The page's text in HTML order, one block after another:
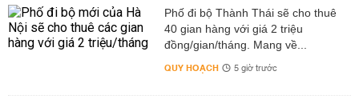
Phố đi bộ Thành Thái sẽ cho thuê
40 gian hàng với giá 2 triệu
đồng/gian/tháng. Mang về...
QUY HOẠCH 5 giờ trước